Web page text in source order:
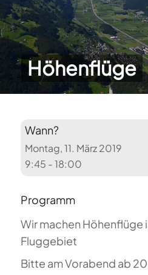
Höhenflüge
Wann?
Montag, 11. März 2019
9:45 - 18:00
Programm
Wir machen Höhenflüge
Fluggebiet
Bitte am Vorabend ab